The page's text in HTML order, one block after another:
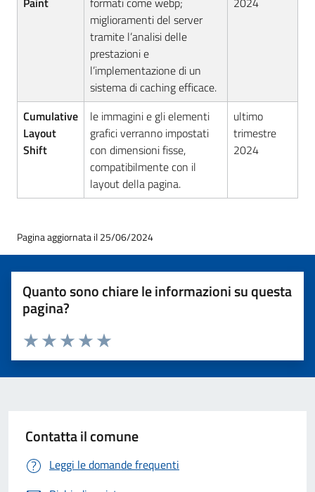
miglioramenti del server
tramite l’analisi delle
prestazioni e
l’implementazione di un
sistema di caching efficace.
Cumulative
Layout
Shift
le immagini e gli elementi
grafici verranno impostati
con dimensioni fisse,
compatibilmente con il
layout della pagina.
ultimo
trimestre
2024
Pagina aggiornata il 25/06/2024
Quanto sono chiare le informazioni su questa
pagina?
Valuta 5 stelle su 5
Valuta 4 stelle su 5
Valuta 3 stelle su 5
Valuta 2 stelle su 5
Valuta 1 stelle su 5
Contatta il comune
Leggi le domande frequenti